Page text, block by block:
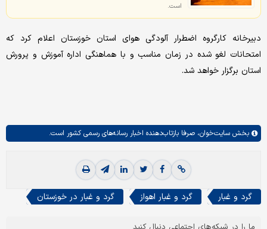
است.
دبیرخانه کارگروه اضطرار آلودگی هوای استان خوزستان اعلام کرد که
امتحانات لغو شده در زمان مناسب و با هماهنگی اداره آموزش و پرورش
استان برگزار خواهد شد.
بخش سایت‌خوان، صرفا بازتاب‌دهنده اخبار رسانه‌های رسمی کشور است.
گرد و غبار گرد و غبار اهواز گرد و غبار در خوزستان